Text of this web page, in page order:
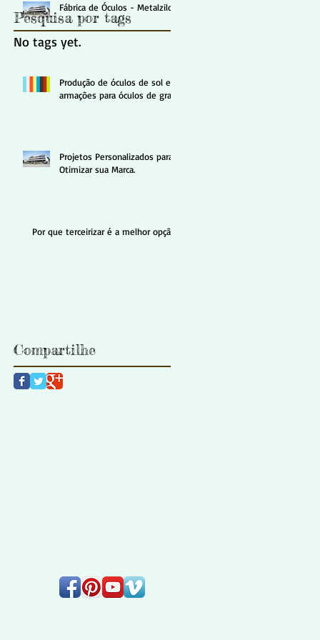
Fábrica de Óculos - Metalzilo
Produção de óculos de sol e
armações para óculos de grau.
Projetos Personalizados para
Otimizar sua Marca.
Por que terceirizar é a melhor opção​?
Pesquisa por tags
No tags yet.
Compartilhe